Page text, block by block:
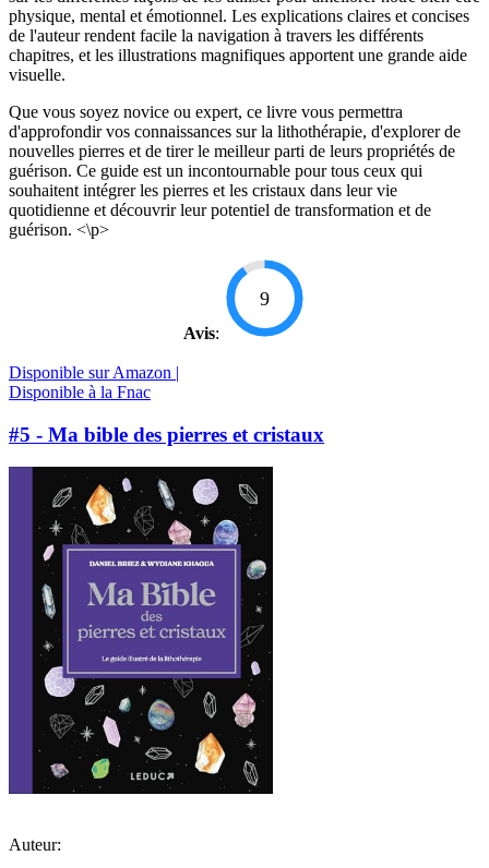
physique, mental et émotionnel. Les explications claires et concises
de l'auteur rendent facile la navigation à travers les différents
chapitres, et les illustrations magnifiques apportent une grande aide
visuelle.
Que vous soyez novice ou expert, ce livre vous permettra
d'approfondir vos connaissances sur la lithothérapie, d'explorer de
nouvelles pierres et de tirer le meilleur parti de leurs propriétés de
guérison. Ce guide est un incontournable pour tous ceux qui
souhaitent intégrer les pierres et les cristaux dans leur vie
quotidienne et découvrir leur potentiel de transformation et de
guérison. <\p>
Avis:
9
Disponible sur Amazon |
Disponible à la Fnac
#5 - Ma bible des pierres et cristaux
Auteur: